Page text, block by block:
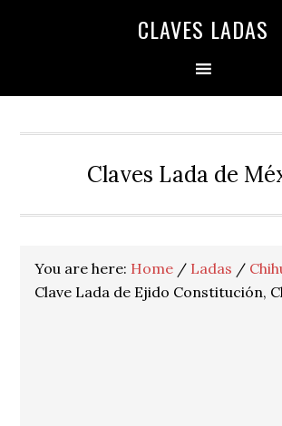
CLAVES LADAS
Claves Lada de
You are here: Home / Ladas /
Clave Lada de Ejido Constitución,